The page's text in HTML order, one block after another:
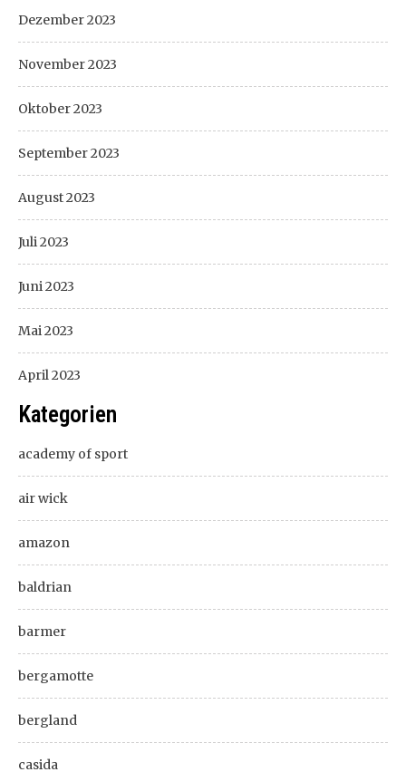
Dezember 2023
November 2023
Oktober 2023
September 2023
August 2023
Juli 2023
Juni 2023
Mai 2023
April 2023
Kategorien
academy of sport
air wick
amazon
baldrian
barmer
bergamotte
bergland
casida